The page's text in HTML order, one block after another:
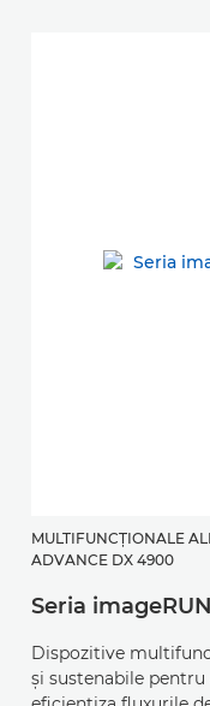
MULTIFUNCŢIONALE
ADVANCE DX 4900
Seria
Dispozitive
şi sustenabile